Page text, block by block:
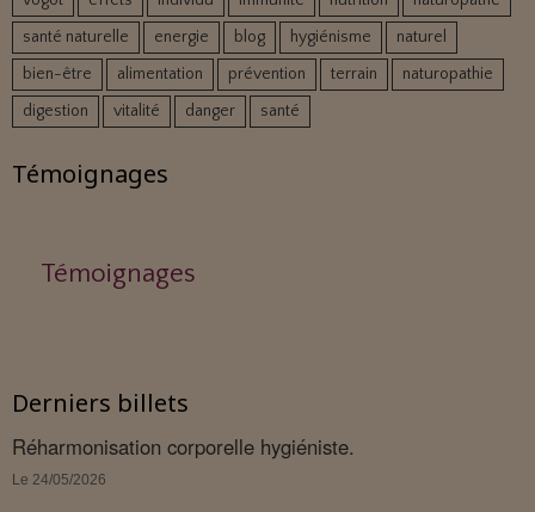
santé naturelle
energie blog hygiénisme
naturel
bien-être
alimentation prévention terrain
naturopathie
digestion
vitalité danger santé
Témoignages
Témoignages
Derniers billets
Réharmonisation corporelle hygiéniste.
Le 24/05/2026